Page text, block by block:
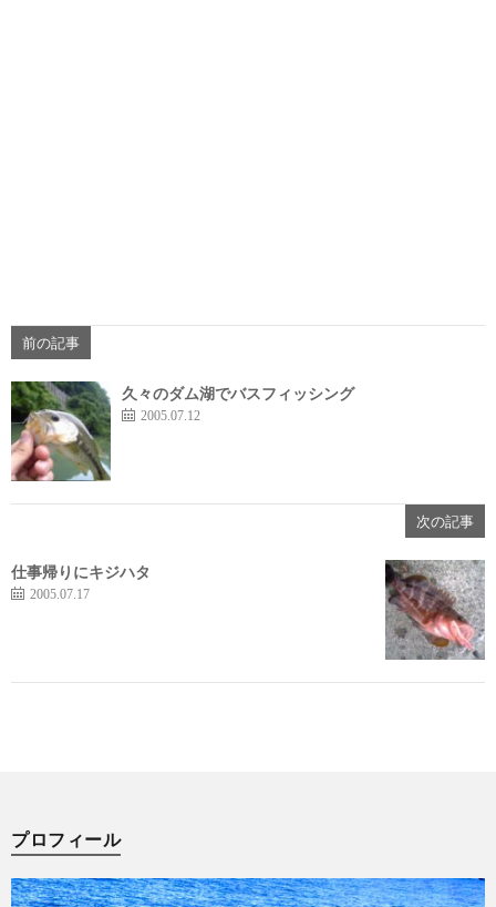
前の記事
久々のダム湖でバスフィッシング
2005.07.12
次の記事
仕事帰りにキジハタ
2005.07.17
プロフィール